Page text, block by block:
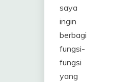
saya
ingin
berbagi
fungsi-
fungsi
yang